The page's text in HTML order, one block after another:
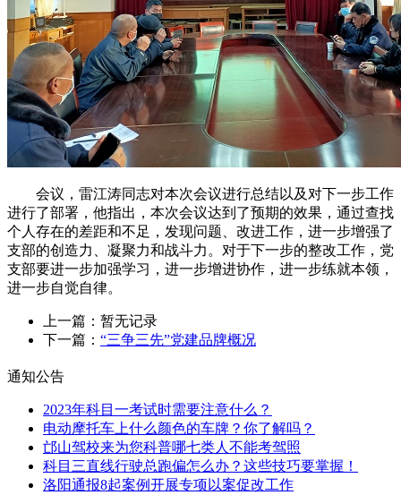
会议，雷江涛同志对本次会议进行总结以及对下一步工作
进行了部署，他指出，本次会议达到了预期的效果，通过查找
个人存在的差距和不足，发现问题、改进工作，进一步增强了
支部的创造力、凝聚力和战斗力。对于下一步的整改工作，党
支部要进一步加强学习，进一步增进协作，进一步练就本领，
进一步自觉自律。
上一篇：暂无记录
下一篇： “三争三先”党建品牌概况
通知公告
2023年科目一考试时需要注意什么？
电动摩托车上什么颜色的车牌？你了解吗？
邙山驾校来为您科普哪七类人不能考驾照
科目三直线行驶总跑偏怎么办？这些技巧要掌握！
洛阳通报8起案例开展专项以案促改工作